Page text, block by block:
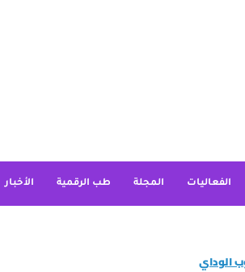
الفعاليات المجلة طب الرقمية الأخبار
الوداي